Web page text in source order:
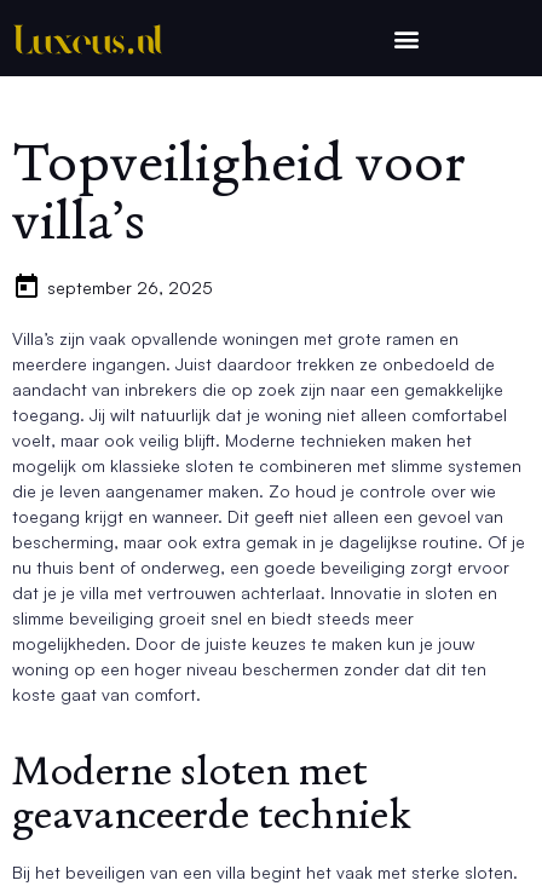
Topveiligheid voor
villa’s
september 26, 2025
Villa’s zijn vaak opvallende woningen met grote ramen en
meerdere ingangen. Juist daardoor trekken ze onbedoeld de
aandacht van inbrekers die op zoek zijn naar een gemakkelijke
toegang. Jij wilt natuurlijk dat je woning niet alleen comfortabel
voelt, maar ook veilig blijft. Moderne technieken maken het
mogelijk om klassieke sloten te combineren met slimme systemen
die je leven aangenamer maken. Zo houd je controle over wie
toegang krijgt en wanneer. Dit geeft niet alleen een gevoel van
bescherming, maar ook extra gemak in je dagelijkse routine. Of je
nu thuis bent of onderweg, een goede beveiliging zorgt ervoor
dat je je villa met vertrouwen achterlaat. Innovatie in sloten en
slimme beveiliging groeit snel en biedt steeds meer
mogelijkheden. Door de juiste keuzes te maken kun je jouw
woning op een hoger niveau beschermen zonder dat dit ten
koste gaat van comfort.
Moderne sloten met
geavanceerde techniek
Bij het beveiligen van een villa begint het vaak met sterke sloten.